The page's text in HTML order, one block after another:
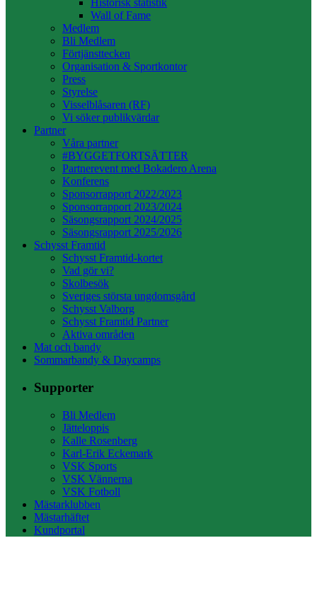
Historisk statistik
Wall of Fame
Medlem
Bli Medlem
Förtjänsttecken
Organisation & Sportkontor
Press
Styrelse
Visselblåsaren (RF)
Vi söker publikvärdar
Partner
Våra partner
#BYGGETFORTSÄTTER
Partnerevent med Bokadero Arena
Konferens
Sponsorrapport 2022/2023
Sponsorrapport 2023/2024
Säsongsrapport 2024/2025
Säsongsrapport 2025/2026
Schysst Framtid
Schysst Framtid-kortet
Vad gör vi?
Skolbesök
Sveriges största ungdomsgård
Schysst Valborg
Schysst Framtid Partner
Aktiva områden
Mat och bandy
Sommarbandy & Daycamps
Supporter
Bli Medlem
Jätteloppis
Kalle Rosenberg
Karl-Erik Eckemark
VSK Sports
VSK Vännerna
VSK Fotboll
Mästarklubben
Mästarhäftet
Kundportal